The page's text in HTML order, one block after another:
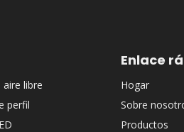
aire libre
perfil
Enlace
Hogar
Sobre
Productos